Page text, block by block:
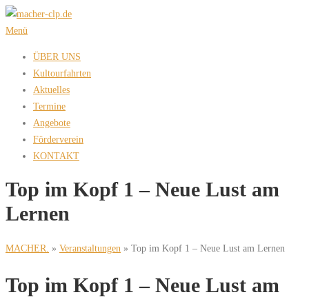
Zum
Inhalt
Menü
ÜBER UNS
Kultourfahrten
Aktuelles
Termine
Angebote
Förderverein
KONTAKT
Top im Kopf 1 – Neue Lust am
Lernen
MACHER. » Veranstaltungen » Top im Kopf 1 – Neue Lust am Lernen
Top im Kopf 1 – Neue Lust am